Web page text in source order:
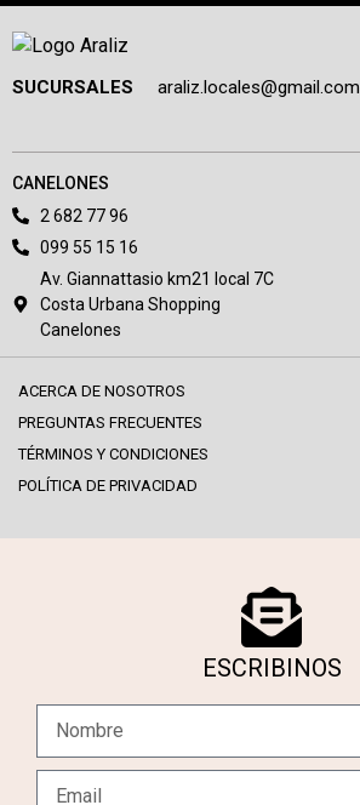
SUCURSALES araliz.locales@gmail.com
CANELONES
2 682 77 96
099 55 15 16
Av. Giannattasio km21 local 7C
Costa Urbana Shopping
Canelones
ACERCA DE NOSOTROS
PREGUNTAS FRECUENTES
TÉRMINOS Y CONDICIONES
POLÍTICA DE PRIVACIDAD
ESCRIBINOS